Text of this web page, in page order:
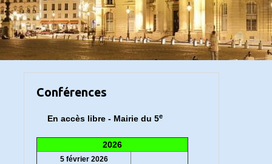
Conférences
En accès libre - Mairie du 5e
2026
5 février 2026